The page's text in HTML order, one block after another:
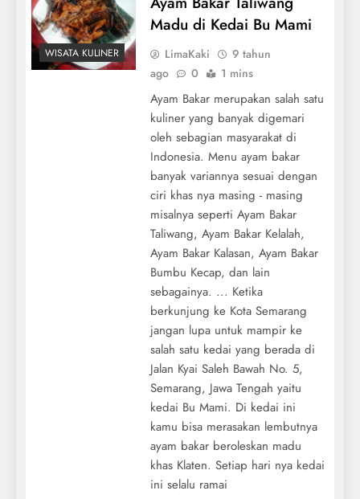
WISATA KULINER
Madu di Kedai Bu Mami
LimaKaki
9 tahun
ago
0 1 mins
Ayam Bakar merupakan salah satu
kuliner yang banyak digemari
oleh sebagian masyarakat di
Indonesia. Menu ayam bakar
banyak variannya sesuai dengan
ciri khas nya masing - masing
misalnya seperti Ayam Bakar
Taliwang, Ayam Bakar Kelalah,
Ayam Bakar Kalasan, Ayam Bakar
Bumbu Kecap, dan lain
sebagainya. ... Ketika
berkunjung ke Kota Semarang
jangan lupa untuk mampir ke
salah satu kedai yang berada di
Jalan Kyai Saleh Bawah No. 5,
Semarang, Jawa Tengah yaitu
kedai Bu Mami. Di kedai ini
kamu bisa merasakan lembutnya
ayam bakar beroleskan madu
khas Klaten. Setiap hari nya kedai
ini selalu ramai